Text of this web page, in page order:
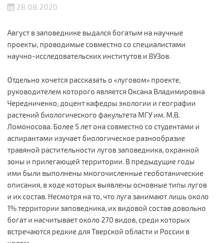
28.08.2020
Август в заповеднике выдался богатым на научные
проекты, проводимые совместно со специалистами
научно-исследовательских институтов и ВУЗов.
Отдельно хочется рассказать о «луговом» проекте,
руководителем которого является Оксана Владимировна
Чередниченко, доцент кафедры экологии и географии
растений биологического факультета МГУ им. М.В.
Ломоносова. Более 5 лет она совместно со студентами и
аспирантами изучает биологическое разнообразие
травяной растительности лугов заповедника, охранной
зоны и прилегающей территории. В предыдущие годы
ими были выполнены многочисленные геоботанические
описания, в ходе которых выявлены основные типы лугов
и их состав. Несмотря на то, что луга занимают лишь около
1% территории заповедника, их видовой состав довольно
богат и насчитывает около 270 видов, среди которых
встречаются редкие для Тверской области и России в